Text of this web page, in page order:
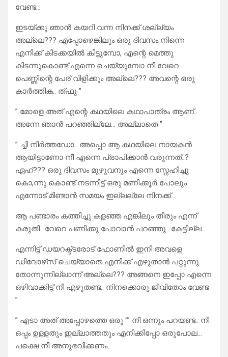
വേണ്ട…
ഇടയ്ക്കു ഞാൻ കയറി വന്ന നിനക്ക് ശല്ല്യം
അല്ലെ??? എപ്പോഴെങ്കിലും ഒരു ദിവസം നിന്നെ
എനിക്ക് കിടക്കയിൽ കിട്ടുമ്പോ, എന്റെ മെത്തു
കിടന്നുകൊണ്ട് എന്നെ ചെയ്യുമ്പോ നീ വേറെ
പെണ്ണിന്റെ പേര് വിളിക്കും അല്ലെ??? അവന്റെ ഒരു
കാർത്തിക.. ത്ഫൂ ”
” മോളെ അത് എന്റെ കഥയിലെ കഥാപാത്രം ആണ്..
അന്നേ ഞാൻ പറഞ്ഞില്ലേ… അല്ലാതെ ”
” ച്ചി നിർത്തഡോ.. അപ്പൊ ആ കഥയിലെ നായകൻ
ആയിട്ടാണോ നീ എന്നെ പ്രാപിക്കാൻ വരുന്നത്..?
ഏഹ്??? ഒരു ദിവസം മുഴുവനും എന്നെ സ്നേഹിച്ചു
കൊ,ന്നു കൊണ്ട് നടന്നിട്ട് ഒരു മണിക്കൂർ പോലും
എന്നോട് മിണ്ടാൻ സമയം ഇല്ലല്ലേ നിനക്ക്…
ആ പണ്ടാരം കത്തിച്ചു കളഞ്ഞ എങ്കിലും തീരും എന്ന്
കരുതി.. വേറെ പണിക്കു പോവാൻ പറഞ്ഞു.. കേട്ടില്ല..
എന്നിട്ട് ഡയറക്ട്ടരോട് ഫോണിൽ ഇനി അവളെ
ഡിവോഴ്‌സ് ചെയ്യാതെ എനിക്ക് എഴുതാൻ പറ്റുന്നു
തോന്നുന്നില്ലാന്ന് അല്ലെ??? അങ്ങനെ ഇപ്പോ എന്നെ
ഒഴിവാക്കിട്ട് നീ എഴുതണ്ട.. നിനക്കൊരു ജീവിതോം വേണ്ട
”
” എടാ അത് അപ്പോഴത്തെ ഒരു “” നീ ഒന്നും പറയണ്ട.. നീ
ഒപ്പം ഉള്ളതും ഇല്ലാത്തതും എനിക്കിപ്പോ ഒരുപോല…
പക്ഷെ നീ അനുഭവിക്കണം..